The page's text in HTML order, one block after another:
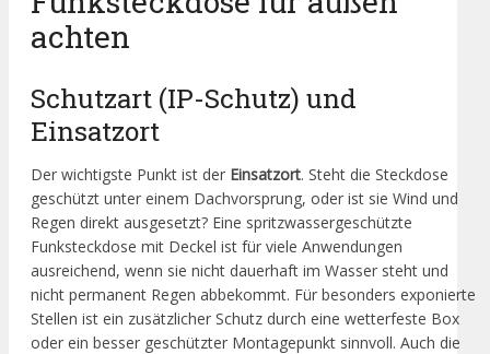
achten
Schutzart (IP-Schutz) und
Einsatzort
Der wichtigste Punkt ist der Einsatzort. Steht die Steckdose
geschützt unter einem Dachvorsprung, oder ist sie Wind und
Regen direkt ausgesetzt? Eine spritzwassergeschützte
Funksteckdose mit Deckel ist für viele Anwendungen
ausreichend, wenn sie nicht dauerhaft im Wasser steht und
nicht permanent Regen abbekommt. Für besonders exponierte
Stellen ist ein zusätzlicher Schutz durch eine wetterfeste Box
oder ein besser geschützter Montagepunkt sinnvoll. Auch die